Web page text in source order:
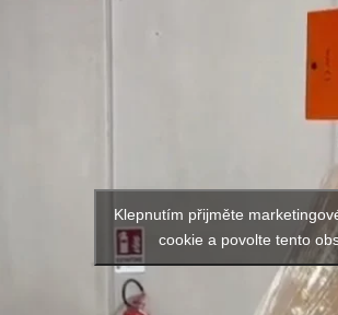
Klepnutím přijměte
cookie a povolte tento